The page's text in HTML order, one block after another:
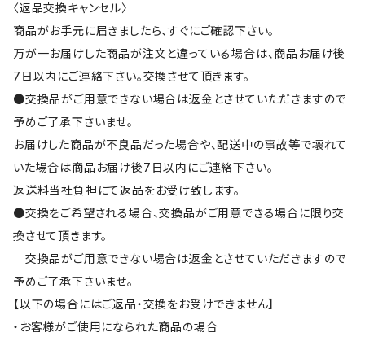
〈返品交換キャンセル〉
商品がお手元に届きましたら、すぐにご確認下さい。
万が一お届けした商品が注文と違っている場合は、商品お届け後
7日以内にご連絡下さい。交換させて頂きます。
●交換品がご用意できない場合は返金とさせていただきますので
予めご了承下さいませ。
お届けした商品が不良品だった場合や、配送中の事故等で壊れて
いた場合は商品お届け後7日以内にご連絡下さい。
返送料当社負担にて返品をお受け致します。
●交換をご希望される場合、交換品がご用意できる場合に限り交
換させて頂きます。
交換品がご用意できない場合は返金とさせていただきますので
予めご了承下さいませ。
【以下の場合にはご返品・交換をお受けできません】
・お客様がご使用になられた商品の場合